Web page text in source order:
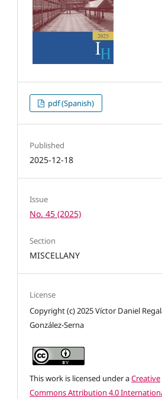
pdf (Spanish)
Published
2025-12-18
Issue
No. 45 (2025)
Section
MISCELLANY
License
Copyright (c) 2025 Víctor Daniel
González-Serna
This work is licensed under aCreative
Commons Attribution 4.0